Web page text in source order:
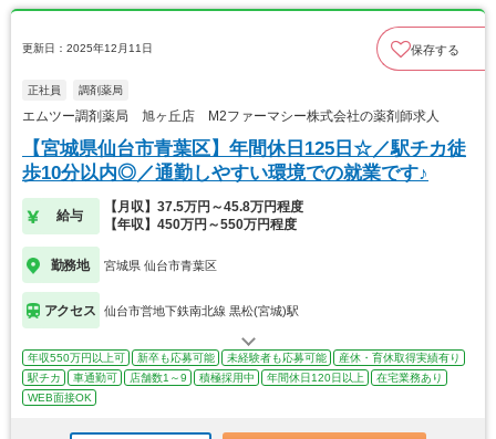
更新日：2025年12月11日 保存する
正社員 調剤薬局
エムツー調剤薬局 旭ヶ丘店 M2ファーマシー株式会社の薬剤師求人
【宮城県仙台市青葉区】年間休日125日☆／駅チカ徒
歩10分以内◎／通勤しやすい環境での就業です♪
給与
【月収】37.5万円～45.8万円程度
【年収】450万円～550万円程度
勤務地 宮城県 仙台市青葉区
アクセス 仙台市営地下鉄南北線 黒松(宮城)駅
年収550万円以上可 新卒も応募可能 未経験者も応募可能
産休・育休取得実績有り
駅チカ
車通勤可 店舗数1～9 積極採用中 年間休日120日以上
在宅業務あり
WEB面接OK